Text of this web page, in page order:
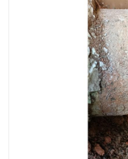
漏水检查维修
供热管道漏水
自来水管漏水
高压车疏通清淤